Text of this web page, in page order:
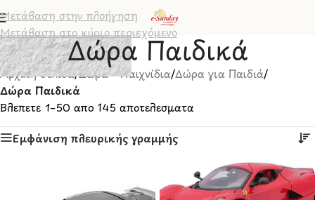
Μετάβαση στην πλοήγηση
Μετάβαση στο κύριο περιεχόμενο
Δώρα Παιδικά
Αρχική σελίδα/Δώρα - Παιχνίδια/Δώρα για Παιδιά/
Δώρα Παιδικά
Βλέπετε 1–50 από 145 αποτελέσματα
Εμφάνιση πλευρικής γραμμής